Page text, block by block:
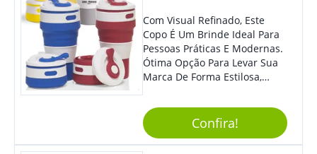
Com Visual Refinado, Este
Copo É Um Brinde Ideal Para
Pessoas Práticas E Modernas.
Ótima Opção Para Levar Sua
Marca De Forma Estilosa,
Empresa Em Eventos,
Reuniões Corporativas Ou Até
Mesmo Para Presentear
Colaboradores.
Confira!